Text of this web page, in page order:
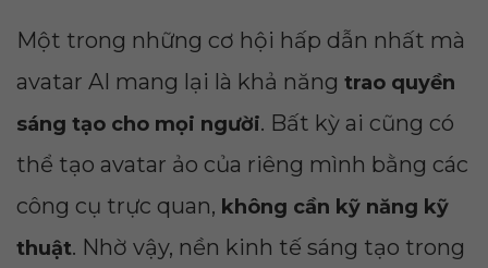
Một trong những cơ hội hấp dẫn nhất mà
avatar AI mang lại là khả năng trao quyền
sáng tạo cho mọi người. Bất kỳ ai cũng có
thể tạo avatar ảo của riêng mình bằng các
công cụ trực quan, không cần kỹ năng kỹ
thuật. Nhờ vậy, nền kinh tế sáng tạo trong